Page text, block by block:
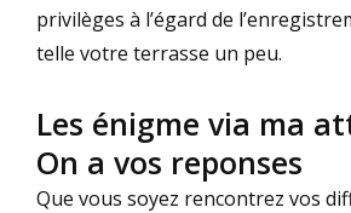
privilèges à l’égard de
telle votre terrasse un peu.
Les énigme via ma
On a vos reponses
Que vous soyez rencontrez vos